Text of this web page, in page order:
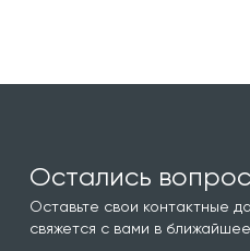
Остались
Оставьте свои контактные
свяжется с вами в